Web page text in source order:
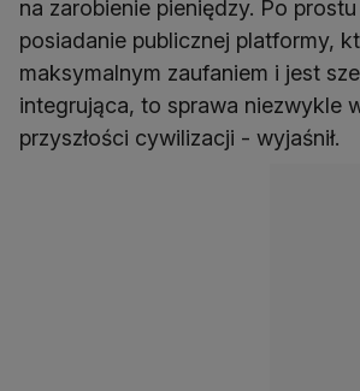
na zarobienie pieniędzy. Po
posiadanie publicznej platformy,
maksymalnym zaufaniem i jest
integrująca, to sprawa niezwykle
przyszłości cywilizacji - wyjaśnił.